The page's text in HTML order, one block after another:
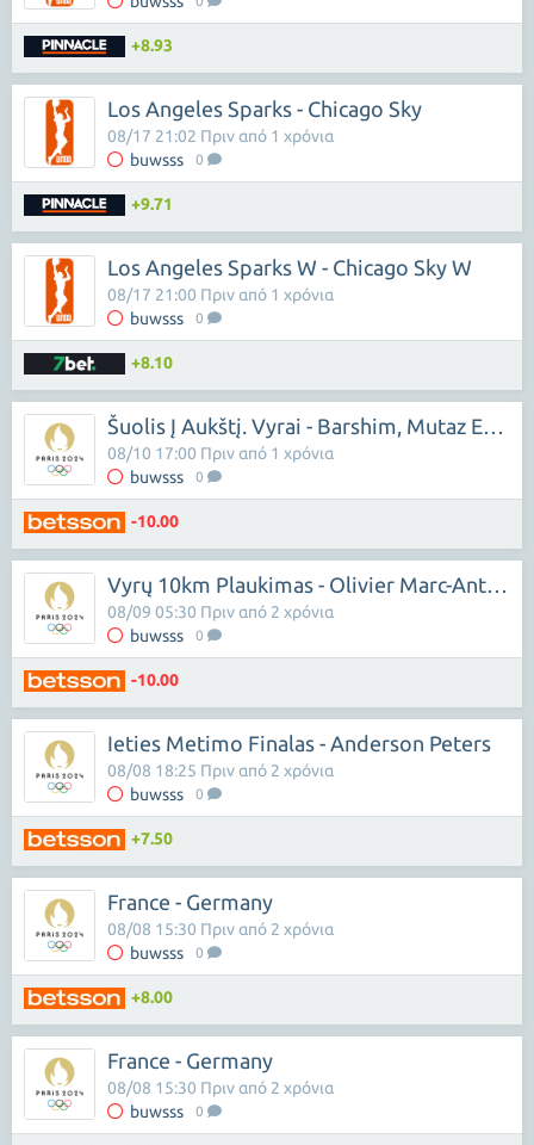
+8.93
Los Angeles Sparks - Chicago Sky
buwsss 0
08/17 21:02 Πριν από 1 χρόνια
+9.71
Los Angeles Sparks W - Chicago Sky W
buwsss 0
08/17 21:00 Πριν από 1 χρόνια
+8.10
Šuolis Į Aukštį. Vyrai - Barshim, Mutaz Essa
buwsss 0
08/10 17:00 Πριν από 1 χρόνια
-10.00
Vyrų 10km Plaukimas - Olivier Marc-Antoine
buwsss 0
08/09 05:30 Πριν από 2 χρόνια
-10.00
Ieties Metimo Finalas - Anderson Peters
buwsss 0
08/08 18:25 Πριν από 2 χρόνια
+7.50
France - Germany
buwsss 0
08/08 15:30 Πριν από 2 χρόνια
+8.00
France - Germany
buwsss 0
08/08 15:30 Πριν από 2 χρόνια